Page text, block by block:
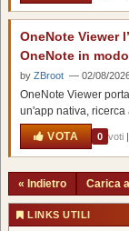
OneNote Viewer
OneNote in
by ZBroot — 02/08/
OneNote Viewer
un'app nativa,
VOTA
0 voti |
« Indietro Carica
LINKS UTILI